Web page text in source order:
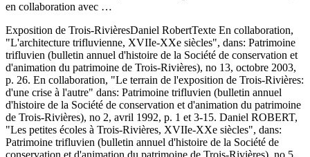
en collaboration avec …
Exposition de Trois-RivièresDaniel RobertTexte En collaboration,
"L'architecture trifluvienne, XVIIe-XXe siècles", dans: Patrimoine
trifluvien (bulletin annuel d'histoire de la Société de conservation et
d'animation du patrimoine de Trois-Rivières), no 13, octobre 2003,
p. 26. En collaboration, "Le terrain de l'exposition de Trois-Rivières:
d'une crise à l'autre" dans: Patrimoine trifluvien (bulletin annuel
d'histoire de la Société de conservation et d'animation du patrimoine
de Trois-Rivières), no 2, avril 1992, p. 1 et 3-15. Daniel ROBERT,
"Les petites écoles à Trois-Rivières, XVIIe-XXe siècles", dans:
Patrimoine trifluvien (bulletin annuel d'histoire de la Société de
conservation et d'animation du patrimoine de Trois-Rivières), no 5,